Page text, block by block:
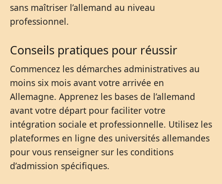
sans maîtriser l’allemand au niveau
professionnel.
Conseils pratiques pour réussir
Commencez les démarches administratives au
moins six mois avant votre arrivée en
Allemagne. Apprenez les bases de l’allemand
avant votre départ pour faciliter votre
intégration sociale et professionnelle. Utilisez les
plateformes en ligne des universités allemandes
pour vous renseigner sur les conditions
d’admission spécifiques.